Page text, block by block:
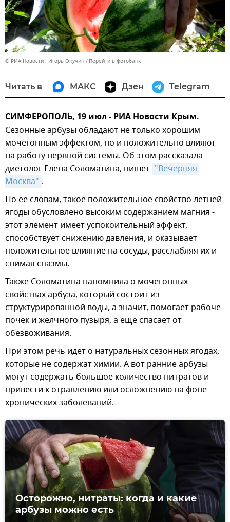
© РИА Новости . Игорь Онучин Перейти в фотобанк
Читать в МАКС Дзен Telegram
СИМФЕРОПОЛЬ, 19 июл - РИА Новости Крым.
Сезонные арбузы обладают не только хорошим
мочегонным эффектом, но и положительно влияют
на работу нервной системы. Об этом рассказала
диетолог Елена Соломатина, пишет "Вечерняя
Москва" .
По ее словам, такое положительное свойство летней
ягоды обусловлено высоким содержанием магния -
этот элемент имеет успокоительный эффект,
способствует снижению давления, и оказывает
положительное влияние на сосуды, расслабляя их и
снимая спазмы.
Также Соломатина напомнила о мочегонных
свойствах арбуза, который состоит из
структурированной воды, а значит, помогает рабоче
почек и желчного пузыря, а еще спасает от
обезвоживания.
При этом речь идет о натуральных сезонных ягодах,
которые не содержат химии. А вот ранние арбузы
могут содержать большое количество нитратов и
привести к отравлению или осложнению на фоне
хронических заболеваний.
Осторожно, нитраты: когда и какие
арбузы можно есть